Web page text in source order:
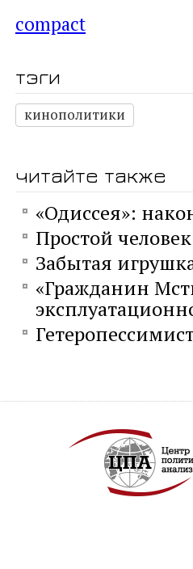
compact
тэги
кинополитики
читайте также
«Одиссея»:
Простой человек
Забытая
«Гражданин